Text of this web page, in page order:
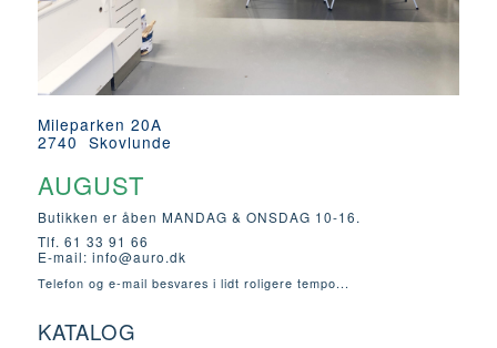
Mileparken 20A
2740 Skovlunde
AUGUST
Butikken er åben MANDAG & ONSDAG 10-16.
Tlf. 61 33 91 66
E-mail: info@auro.dk
Telefon og e-mail besvares i lidt roligere tempo...
KATALOG